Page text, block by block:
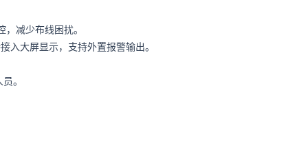
减少布线困扰。
入大屏显示，支持外置报警输出。
。